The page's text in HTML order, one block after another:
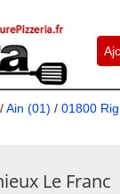
/Ain (01) / 01800
Le Franc